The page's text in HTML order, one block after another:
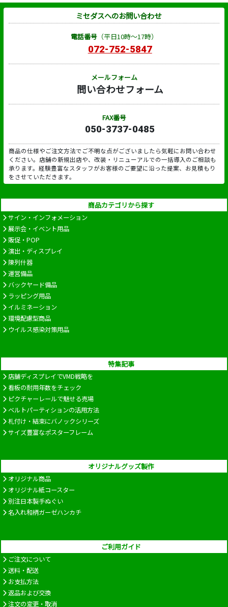
ミセダスへのお問い合わせ
電話番号（平日10時～17時）
072-752-5847
メールフォーム
問い合わせフォーム
FAX番号
050-3737-0485
商品の仕様やご注文方法でご不明な点がございましたら気軽にお問い合わせ
ください。店舗の新規出店や、改装・リニューアルでの一括導入のご相談も
承ります。経験豊富なスタッフがお客様のご要望に沿った提案、お見積もり
をさせていただきます。
商品カテゴリから探す
サイン・インフォメーション
展示会・イベント用品
販促・POP
演出・ディスプレイ
陳列什器
運営備品
バックヤード備品
ラッピング用品
イルミネーション
環境配慮型商品
ウイルス感染対策用品
特集記事
店舗ディスプレイでVMD戦略を
看板の耐用年数をチェック
ピクチャーレールで魅せる売場
ベルトパーティションの活用方法
札付け・結束にバノックシリーズ
サイズ豊富なポスターフレーム
オリジナルグッズ製作
オリジナル商品
オリジナル紙コースター
別注日本製手ぬぐい
名入れ和柄ガーゼハンカチ
ご利用ガイド
ご注文について
送料・配送
お支払方法
返品および交換
注文の変更・取消